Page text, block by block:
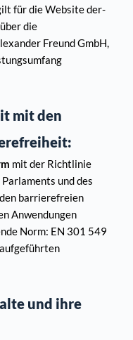
für die Website der-
die
Freund GmbH,
mit den
mit der Richtlinie
und des
barrierefreien
Anwendungen
Norm: EN 301 549
und ihre